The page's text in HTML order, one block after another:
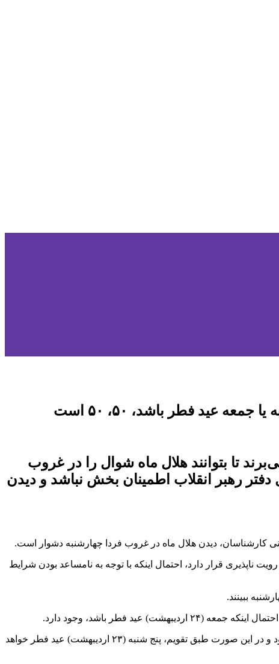
عید فطر باشد، ۵۰، ۵۰ است
تا بتوانند هلال ماه شوال را در غروب
دفتر رهبر انقلاب اطمینان بخش نباشد و دیدن
قرار دارد، احتمال اینکه با توجه به نامساعد بودن شرایط
ببینند.
فطر باشد، وجود دارد.
وی با تاکید بر دشوار بودن شرایط نجومی برای دیدن هلال ماه شوال، گفت: البته این احتمال هم وجود دارد که هلال ماه چهارشنبه دیده شود و در این صورت طبق تقویم، پنج شنبه (۲۳ اردیبهشت) عید فطر خواهد